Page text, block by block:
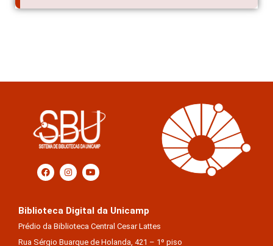
Biblioteca Digital da Unicamp
Prédio da Biblioteca Central Cesar Lattes
Rua Sérgio Buarque de Holanda, 421 – 1º piso